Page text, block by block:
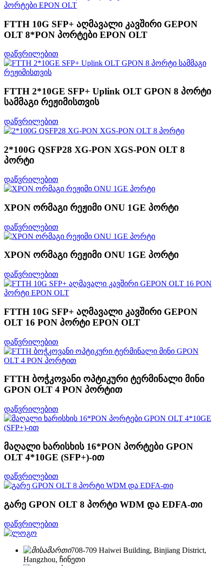
FTTH 10G SFP+ აღმავალი კავშირი GEPON
OLT 8*PON პორტები EPON OLT
დაწვრილებით
FTTH 2*10GE SFP+ Uplink OLT GPON 8 პორტი
სამმაგი რეჟიმისთვის
დაწვრილებით
2*100G QSFP28 XG-PON XGS-PON OLT 8
პორტი
დაწვრილებით
XPON ორმაგი რეჟიმი ONU 1GE პორტი
დაწვრილებით
XPON ორმაგი რეჟიმი ONU 1GE პორტი
დაწვრილებით
FTTH 10G SFP+ აღმავალი კავშირი GEPON
OLT 16 PON პორტი EPON OLT
დაწვრილებით
FTTH ბოჭკოვანი ოპტიკური ტერმინალი მინი
GPON OLT 4 PON პორტით
დაწვრილებით
მაღალი ხარისხის 16*PON პორტები GPON
OLT 4*10GE (SFP+)-ით
დაწვრილებით
გარე GPON OLT 8 პორტი WDM და EDFA-თი
დაწვრილებით
708-709 Haiwei Building, Binjiang District,
Hangzhou, ჩინეთი